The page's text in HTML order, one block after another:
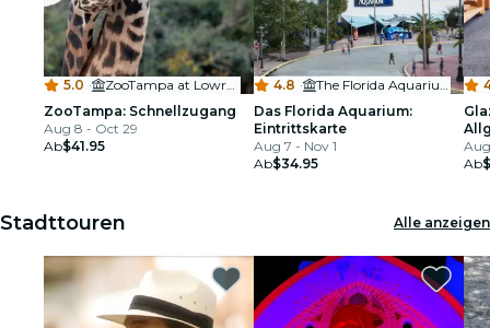
5.0 ·
ZooTampa at Lowry Park
ZooTampa: Schnellzugang
Aug 8 - Oct 29
Ab$41.95
4.8 ·
The Florida Aquarium
Das Florida Aquarium:
Eintrittskarte
Aug 7 - Nov 1
Ab$34.95
Ab
Stadttouren Alle anzeigen